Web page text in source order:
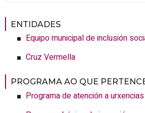
ENTIDADES
Equipo municipal de inclusión
Cruz Vermella
PROGRAMA AO QUE
Programa de atención a